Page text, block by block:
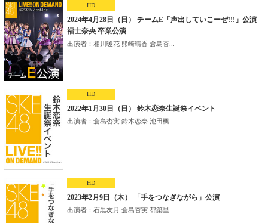
HD
2024年4月28日（日） チームE「声出していこーぜ!!!」公演
福士奈央 卒業公演
出演者：相川暖花 熊崎晴香 倉島杏...
HD
2022年1月30日（日） 鈴木恋奈生誕祭イベント
出演者：倉島杏実 鈴木恋奈 池田楓...
HD
2023年2月9日（木） 「手をつなぎながら」公演
出演者：石黒友月 倉島杏実 都築里...